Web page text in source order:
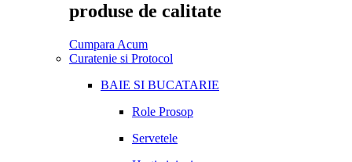
produse de calitate
Cumpara Acum
Curatenie si Protocol
BAIE SI BUCATARIE
Role Prosop
Servetele